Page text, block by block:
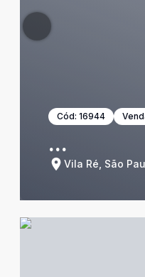
Cód: 16944
...
Vila Ré, São